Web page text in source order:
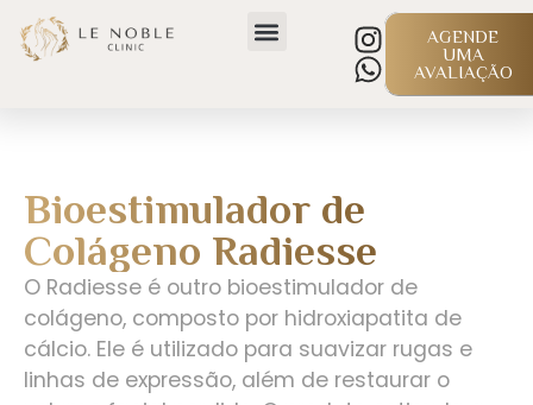
AGENDE
UMA
AVALIAÇÃO
Bioestimulador de
Colágeno Radiesse
O Radiesse é outro bioestimulador de
colágeno, composto por hidroxiapatita de
cálcio. Ele é utilizado para suavizar rugas e
linhas de expressão, além de restaurar o